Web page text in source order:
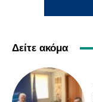
Δείτε ακόμα